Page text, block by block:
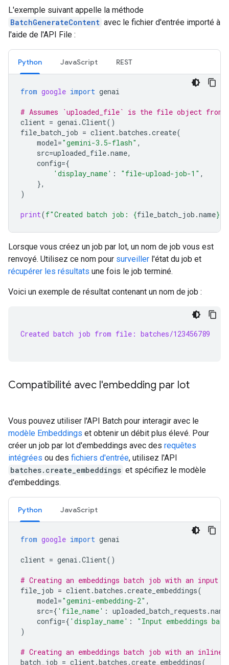
L'exemple suivant appelle la méthode
BatchGenerateContent avec le fichier d'entrée importé à
l'aide de l'API File :
Python JavaScript REST
from google import genai
# Assumes `uploaded_file` is the file object from
client = genai .Client()
file_batch_job = client.batches .create(
model="gemini-3.5-flash" ,
src=uploaded_file.name,
config={
'display_name' : "file-upload-job-1" ,
},
)
print(f"Created batch job: {file_batch_job .name}
Lorsque vous créez un job par lot, un nom de job vous est
renvoyé. Utilisez ce nom pour surveiller l'état du job et
récupérer les résultats une fois le job terminé.
Voici un exemple de résultat contenant un nom de job :
Created batch job from file: batches/123456789
Compatibilité avec l'embedding par lot
Vous pouvez utiliser l'API Batch pour interagir avec le
modèle Embeddings et obtenir un débit plus élevé. Pour
créer un job par lot d'embeddings avec des requêtes
intégrées ou des fichiers d'entrée, utilisez l'API
batches.create_embeddings et spécifiez le modèle
d'embeddings.
Python JavaScript
from google import genai
client = genai .Client()
# Creating an embeddings batch job with an input
file_job = client.batches .create_embeddings(
model="gemini-embedding-2" ,
src={ 'file_name' : uploaded_batch_requests .name
config={ 'display_name' :
"Input embeddings
)
# Creating an embeddings batch job with an inline
batch_job = client.batches .create_embeddings(